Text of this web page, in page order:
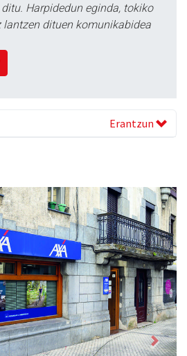
Harpidedun eginda, tokiko
lantzen dituen komunikabidea
Erantzun
Next